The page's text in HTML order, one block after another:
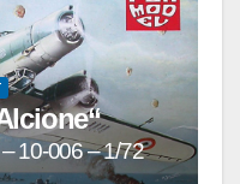
10-006 – 1/72